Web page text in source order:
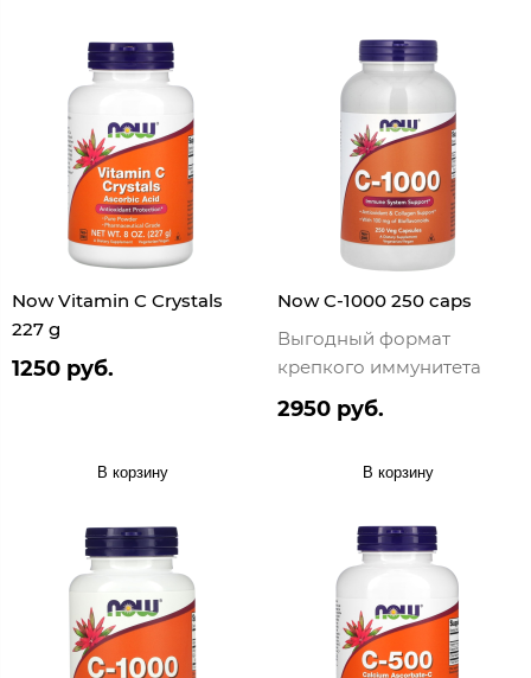
Now Vitamin C Crystals
227 g
1250 руб.
В корзину
Now C-1000 250 caps
Выгодный формат
крепкого иммунитета
2950 руб.
В корзину